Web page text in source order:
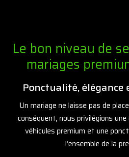
Le bon niveau de
mariages
Ponctualité, élégance
Un mariage ne laisse pas de
conséquent, nous privilégions
véhicules premium et une
l’ensemble de la